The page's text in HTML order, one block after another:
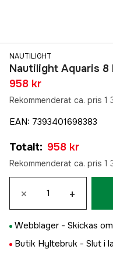
NAUTILIGHT
Nautilight Aquaris 8
958 kr
Rekommenderat ca. pris 1
EAN: 7393401698383
Totalt: 958 kr
Rekommenderat ca. pris 1
× +
Webblager - Skickas
Butik Hyltebruk - Slut i